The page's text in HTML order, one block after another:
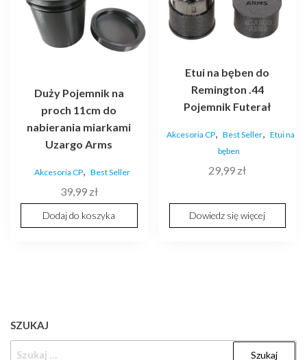
Duży Pojemnik na
proch 11cm do
nabierania miarkami
Uzargo Arms
Akcesoria CP, Best Seller
39,99 zł
Dodaj do koszyka
Etui na bęben do
Remington .44
Pojemnik Futerał
Akcesoria CP, Best Seller, Etui na
bęben
29,99 zł
Dowiedz się więcej
SZUKAJ